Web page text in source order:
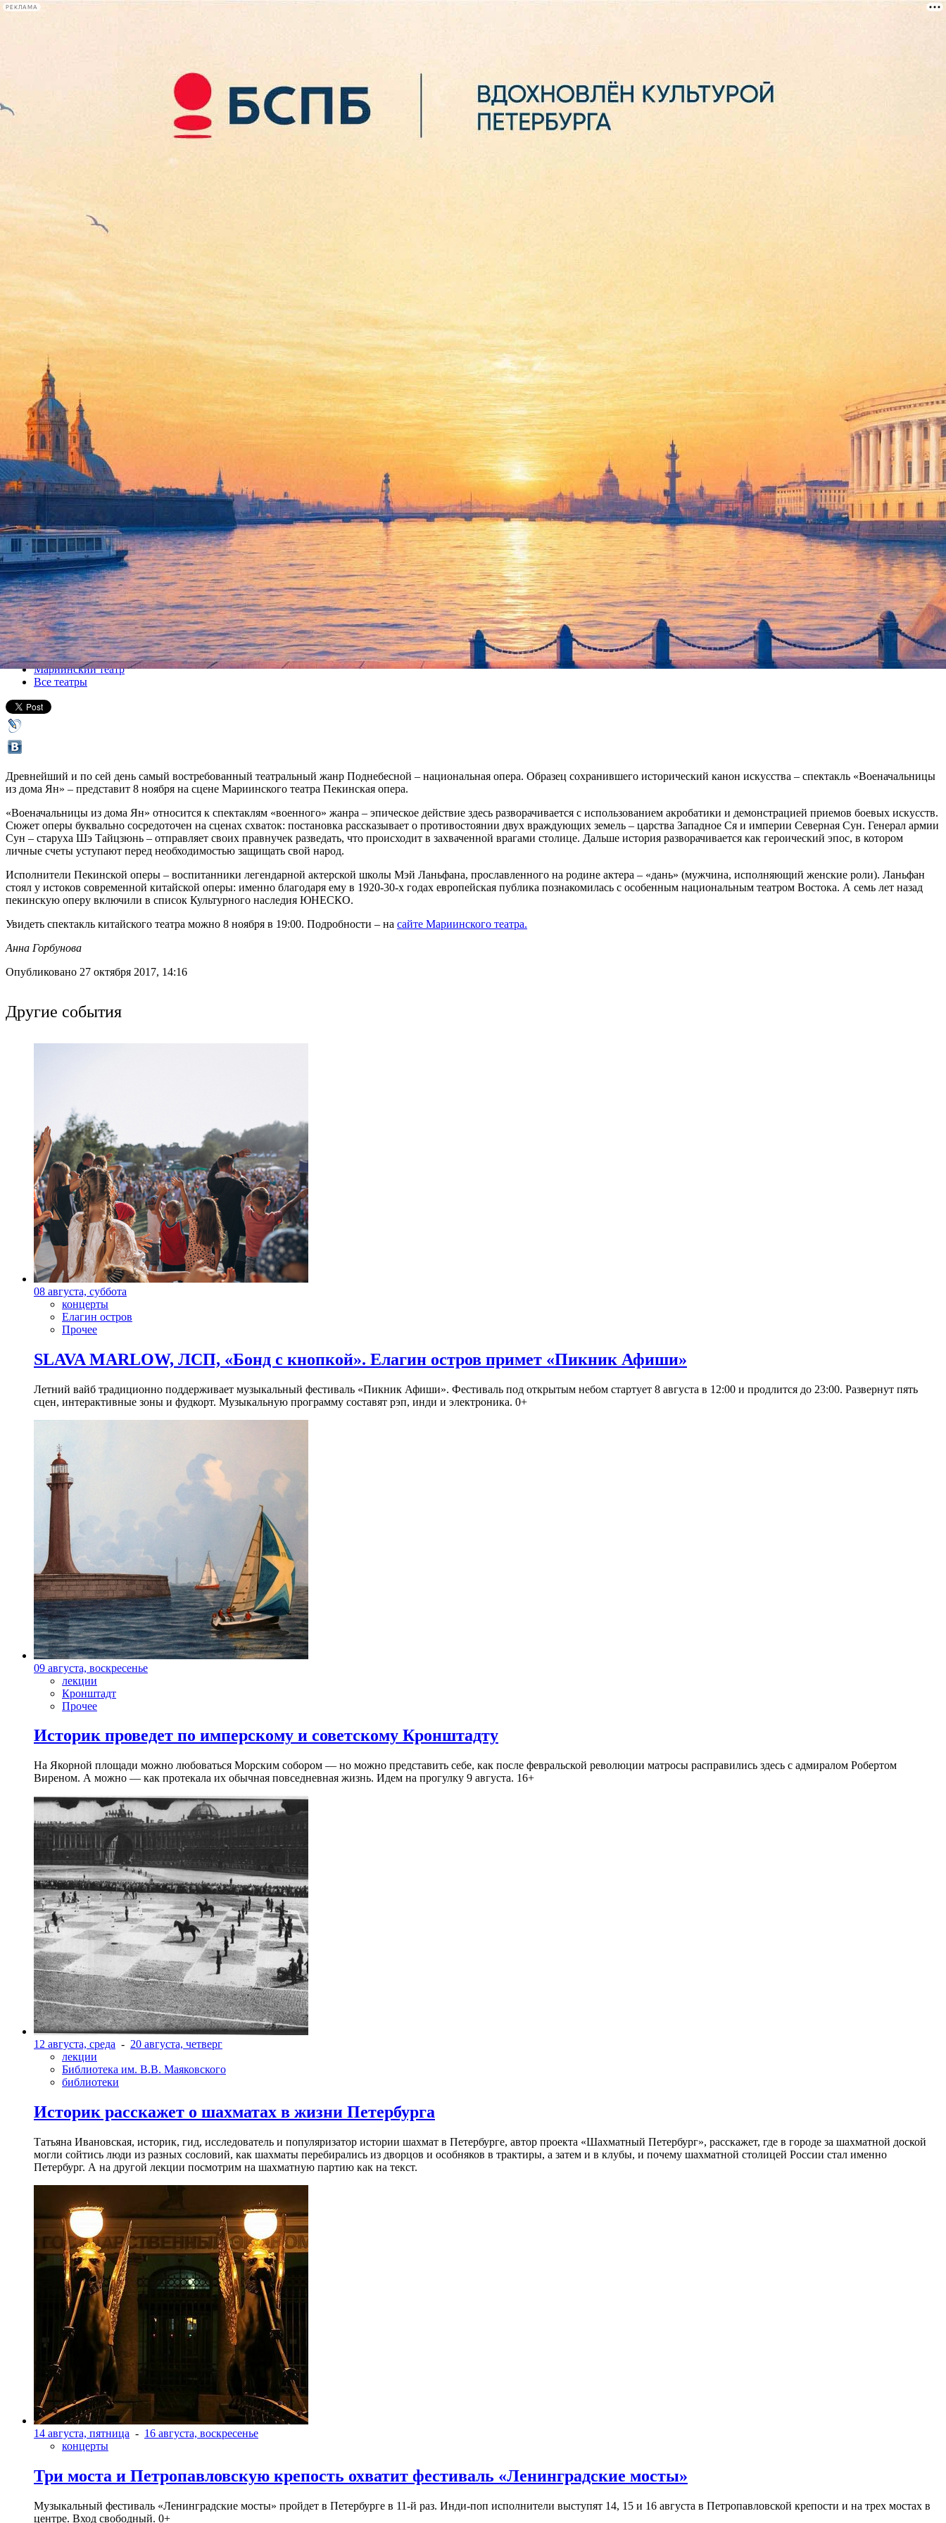
РЕКЛАМА
лекции
книги
Самый популярный китайский театр покажут в Петербурге
08 ноября 2017, среда,19.00
Версия для печати
Все спектакли
Мариинский театр
Все театры
Древнейший и по сей день самый востребованный театральный жанр Поднебесной – национальная опера. Образец сохранившего исторический канон искусства – спектакль «Военачальницы
из дома Ян» – представит 8 ноября на сцене Мариинского театра Пекинская опера.
«Военачальницы из дома Ян» относится к спектаклям «военного» жанра – эпическое действие здесь разворачивается с использованием акробатики и демонстрацией приемов боевых искусств.
Сюжет оперы буквально сосредоточен на сценах схваток: постановка рассказывает о противостоянии двух враждующих земель – царства Западное Ся и империи Северная Сун. Генерал армии
Сун – старуха Шэ Тайцзюнь – отправляет своих правнучек разведать, что происходит в захваченной врагами столице. Дальше история разворачивается как героический эпос, в котором
личные счеты уступают перед необходимостью защищать свой народ.
Исполнители Пекинской оперы – воспитанники легендарной актерской школы Мэй Ланьфана, прославленного на родине актера – «дань» (мужчина, исполняющий женские роли). Ланьфан
стоял у истоков современной китайской оперы: именно благодаря ему в 1920-30-х годах европейская публика познакомилась с особенным национальным театром Востока. А семь лет назад
пекинскую оперу включили в список Культурного наследия ЮНЕСКО.
Увидеть спектакль китайского театра можно 8 ноября в 19:00. Подробности – на сайте Мариинского театра.
Анна Горбунова
Опубликовано 27 октября 2017, 14:16
Другие события
08 августа, суббота
концерты
Елагин остров
Прочее
SLAVA MARLOW, ЛСП, «Бонд с кнопкой». Елагин остров примет «Пикник Афиши»
Летний вайб традиционно поддерживает музыкальный фестиваль «Пикник Афиши». Фестиваль под открытым небом стартует 8 августа в 12:00 и продлится до 23:00. Развернут пять
сцен, интерактивные зоны и фудкорт. Музыкальную программу составят рэп, инди и электроника. 0+
09 августа, воскресенье
лекции
Кронштадт
Прочее
Историк проведет по имперскому и советскому Кронштадту
На Якорной площади можно любоваться Морским собором — но можно представить себе, как после февральской революции матросы расправились здесь с адмиралом Робертом
Виреном. А можно — как протекала их обычная повседневная жизнь. Идем на прогулку 9 августа. 16+
12 августа, среда - 20 августа, четверг
лекции
Библиотека им. В.В. Маяковского
библиотеки
Историк расскажет о шахматах в жизни Петербурга
Татьяна Ивановская, историк, гид, исследователь и популяризатор истории шахмат в Петербурге, автор проекта «Шахматный Петербург», расскажет, где в городе за шахматной доской
могли сойтись люди из разных сословий, как шахматы перебирались из дворцов и особняков в трактиры, а затем и в клубы, и почему шахматной столицей России стал именно
Петербург. А на другой лекции посмотрим на шахматную партию как на текст.
14 августа, пятница - 16 августа, воскресенье
концерты
Три моста и Петропавловскую крепость охватит фестиваль «Ленинградские мосты»
Музыкальный фестиваль «Ленинградские мосты» пройдет в Петербурге в 11-й раз. Инди-поп исполнители выступят 14, 15 и 16 августа в Петропавловской крепости и на трех мостах в
центре. Вход свободный. 0+